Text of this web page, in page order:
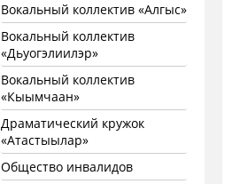
Вокальный коллектив «Алгыс»
Вокальный коллектив
«Дьуогэлиилэр»
Вокальный коллектив
«Кыымчаан»
Драматический кружок
«Атастыылар»
Общество инвалидов